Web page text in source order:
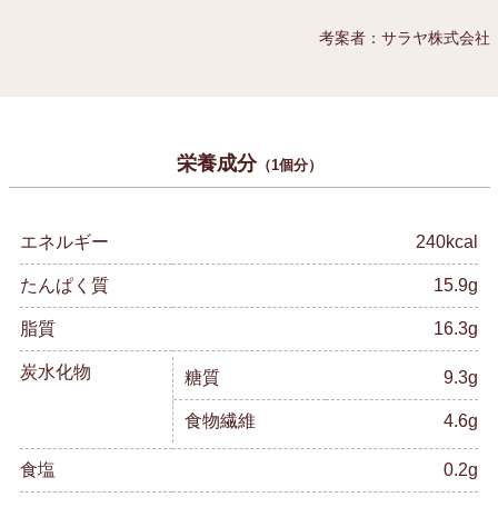
考案者：サラヤ株式会社
栄養成分（1個分）
エネルギー 240kcal
たんぱく質 15.9g
脂質 16.3g
炭水化物 糖質 9.3g
食物繊維 4.6g
食塩 0.2g